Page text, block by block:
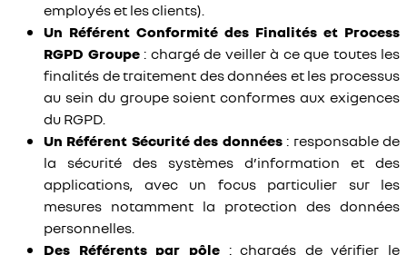
employés et les clients).
Un Référent Conformité des Finalités et Process
RGPD Groupe: chargé de veiller à ce que toutes les
finalités de traitement des données et les processus
au sein du groupe soient conformes aux exigences
du RGPD.
Un Référent Sécurité des données: responsable de
la sécurité des systèmes d’information et des
applications, avec un focus particulier sur les
mesures notamment la protection des données
personnelles.
Des Référents par pôle: chargés de vérifier le